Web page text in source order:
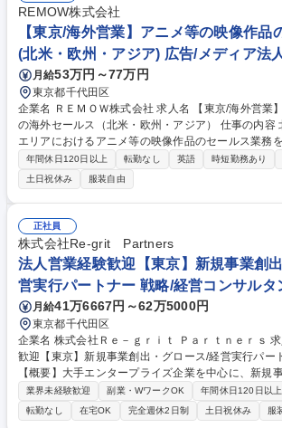
REMOW株式会社
【東京/海外営業】アニメ等の映像作品
(北米・欧州・アジア) 広告/メディア法
月給53万円～77万円
東京都千代田区
企業名 ＲＥＭＯＷ株式会社 求人名 【東京/海外営業】アニメ等の映像作品
の海外セールス（北米・欧州・アジア） 仕事の内容 北米・欧州・アジア
エリアにおけるアニメ等の映像作品のセールス業務をお
務詳細】 ・自社製作・出資・調達タイトルの海外配
ス販売 ・国内外の配信プラットフォームとのアライ
配信権販売における戦略立案、価格設計、地域別販
製作・IP元と連携した販売タイトル選定および契約
付随する契約・権利・展示会対応等の関連業務 募集職種 【東京/海外営
業】アニメ等の映像作品の海外セールス（北米・欧州
年間休日120日以上 転勤なし 英語 時短勤務あり
土日祝休み
服装自由
正社員
株式会社Re-grit Partners
法人営業経験歓迎【東京】新規事業創
営実行パートナー 戦略/経営コンサルタ
月給41万6667円～62万5000円
東京都千代田区
企業名 株式会社Ｒｅ－ｇｒｉｔ Ｐａｒｔｎｅｒｓ 求人名 ★法人営業経験
歓迎【東京】新規事業創出・グロース/経営実行パートナー 仕
【概要】大手エンタープライズ企業を中心に、新規
存事業の構造改革、グロースまで一気通貫で伴走し
て、営業戦略立案などの案件からお任せする想定です。 【案件デ
ー】■新規事業の構想～事業立ち上げ～グロース実行
業界未経験歓迎 副業・WワークOK 年間休日120日以上
転勤なし
在宅OK 完全週休2日制 土日祝休み 服